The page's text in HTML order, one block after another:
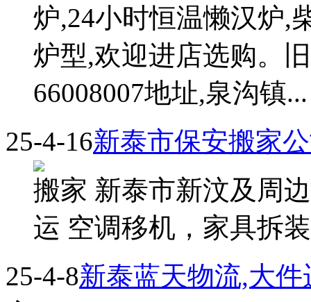
炉,24小时恒温懒汉炉,
炉型,欢迎进店选购。
66008007地址,泉沟镇
25-4-16新泰市保安搬家
搬家 新泰市新汶及周
运 空调移机，家具拆
25-4-8新泰蓝天物流,大